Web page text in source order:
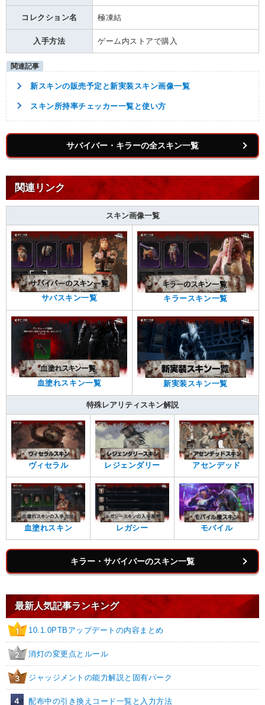
コレクション名 極凍結
入手方法 ゲーム内ストアで購入
新スキンの販売予定と新実装スキン画像一覧
スキン所持率チェッカー一覧と使い方
サバイバー・キラーの全スキン一覧
関連リンク
スキン画像一覧
サバスキン一覧 キラースキン一覧
血塗れスキン一覧 新実装スキン一覧
特殊レアリティスキン解説
ヴィセラル レジェンダリー アセンデッド
血塗れスキン レガシー モバイル
キラー・サバイバーのスキン一覧
最新人気記事ランキング
1 10.1.0PTBアップデートの内容まとめ
2 消灯の変更点とルール
3 ジャッジメントの能力解説と固有パーク
4 配布中の引き換えコード一覧と入力方法